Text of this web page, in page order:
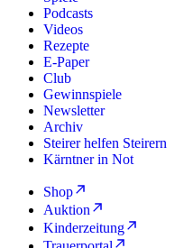
Podcasts
Videos
Rezepte
E-Paper
Club
Gewinnspiele
Newsletter
Archiv
Steirer helfen Steirern
Kärntner in Not
Shop
Auktion
Kinderzeitung